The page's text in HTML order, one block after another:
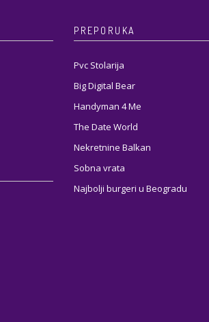
PREPORUKA
Pvc Stolarija
Big Digital Bear
Handyman 4 Me
The Date World
Nekretnine Balkan
Sobna vrata
Najbolji burgeri u Beogradu